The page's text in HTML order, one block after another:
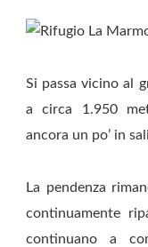
Si passa vicino al
a circa 1.950
ancora un po’ in
La pendenza
continuamente
continuano a